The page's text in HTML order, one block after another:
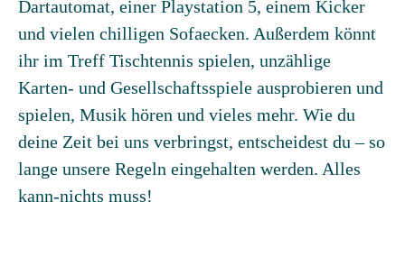
Dartautomat, einer Playstation 5, einem Kicker
und vielen chilligen Sofaecken. Außerdem könnt
ihr im Treff Tischtennis spielen, unzählige
Karten- und Gesellschaftsspiele ausprobieren und
spielen, Musik hören und vieles mehr. Wie du
deine Zeit bei uns verbringst, entscheidest du – so
lange unsere Regeln eingehalten werden. Alles
kann-nichts muss!